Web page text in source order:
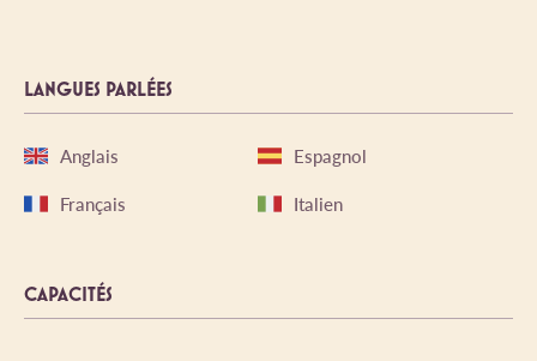
LANGUES PARLÉES
Anglais
Espagnol
Français
Italien
CAPACITÉS